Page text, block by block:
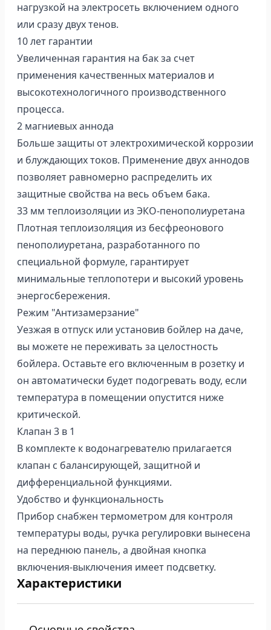
нагрузкой на электросеть включением одного
или сразу двух тенов.
10 лет гарантии
Увеличенная гарантия на бак за счет
применения качественных материалов и
высокотехнологичного производственного
процесса.
2 магниевых аннода
Больше защиты от электрохимической коррозии
и блуждающих токов. Применение двух аннодов
позволяет равномерно распределить их
защитные свойства на весь объем бака.
33 мм теплоизоляции из ЭКО-пенополиуретана
Плотная теплоизоляция из бесфреонового
пенополиуретана, разработанного по
специальной формуле, гарантирует
минимальные теплопотери и высокий уровень
энергосбережения.
Режим "Антизамерзание"
Уезжая в отпуск или установив бойлер на даче,
вы можете не переживать за целостность
бойлера. Оставьте его включенным в розетку и
он автоматически будет подогревать воду, если
температура в помещении опустится ниже
критической.
Клапан 3 в 1
В комплекте к водонагревателю прилагается
клапан с балансирующей, защитной и
дифференциальной функциями.
Удобство и функциональность
Прибор снабжен термометром для контроля
температуры воды, ручка регулировки вынесена
на переднюю панель, а двойная кнопка
включения-выключения имеет подсветку.
Характеристики